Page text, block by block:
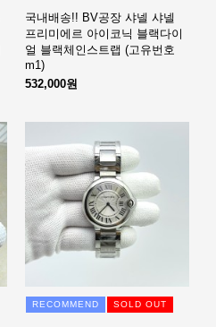
국내배송!! BV공장 샤넬 샤넬
프리미에르 아이코닉 블랙다이
얼 블랙체인스트랩 (고유번호
m1)
532,000원
RECOMMEND SOLD OUT